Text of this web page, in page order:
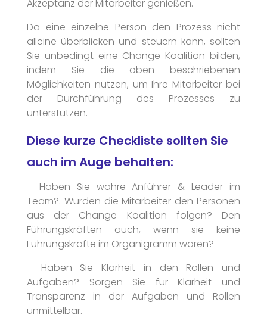
Akzeptanz der Mitarbeiter genießen.
Da eine einzelne Person den Prozess nicht
alleine überblicken und steuern kann, sollten
Sie unbedingt eine Change Koalition bilden,
indem Sie die oben beschriebenen
Möglichkeiten nutzen, um Ihre Mitarbeiter bei
der Durchführung des Prozesses zu
unterstützen.
Diese kurze Checkliste sollten Sie
auch im Auge behalten:
– Haben Sie wahre Anführer & Leader im
Team?. Würden die Mitarbeiter den Personen
aus der Change Koalition folgen? Den
Führungskräften auch, wenn sie keine
Führungskräfte im Organigramm wären?
– Haben Sie Klarheit in den Rollen und
Aufgaben? Sorgen Sie für Klarheit und
Transparenz in der Aufgaben und Rollen
unmittelbar.